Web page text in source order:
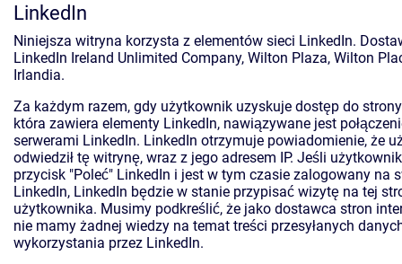
LinkedIn
Niniejsza witryna korzysta z elementów sieci LinkedIn.
LinkedIn Ireland Unlimited Company, Wilton Plaza, Wilton
Irlandia.
Za każdym razem, gdy użytkownik uzyskuje dostęp do
która zawiera elementy LinkedIn, nawiązywane jest
serwerami LinkedIn. LinkedIn otrzymuje powiadomienie, że
odwiedził tę witrynę, wraz z jego adresem IP. Jeśli
przycisk "Poleć" LinkedIn i jest w tym czasie zalogowany na
LinkedIn, LinkedIn będzie w stanie przypisać wizytę na tej
użytkownika. Musimy podkreślić, że jako dostawca stron
nie mamy żadnej wiedzy na temat treści przesyłanych
wykorzystania przez LinkedIn.